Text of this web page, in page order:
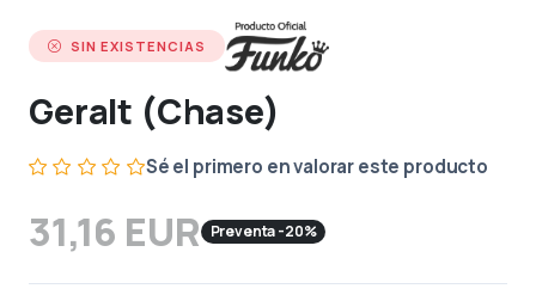
SIN EXISTENCIAS
Geralt (Chase)
Sé el primero en valorar este producto
31,16 EUR Preventa -20%